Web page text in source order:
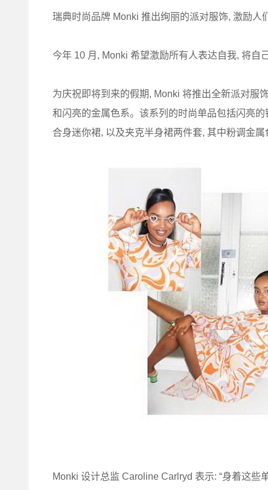
瑞典时尚品牌 Monki 推出绚丽的派对服饰, 激励人
今年 10 月, Monki 希望激励所有人表达自我, 将自
为庆祝即将到来的假期, Monki 将推出全新派对服
和闪亮的金属色系。该系列的时尚单品包括闪亮
合身迷你裙, 以及夹克半身裙两件套, 其中粉调金属
Monki 设计总监 Caroline Carlryd 表示: “身着这些